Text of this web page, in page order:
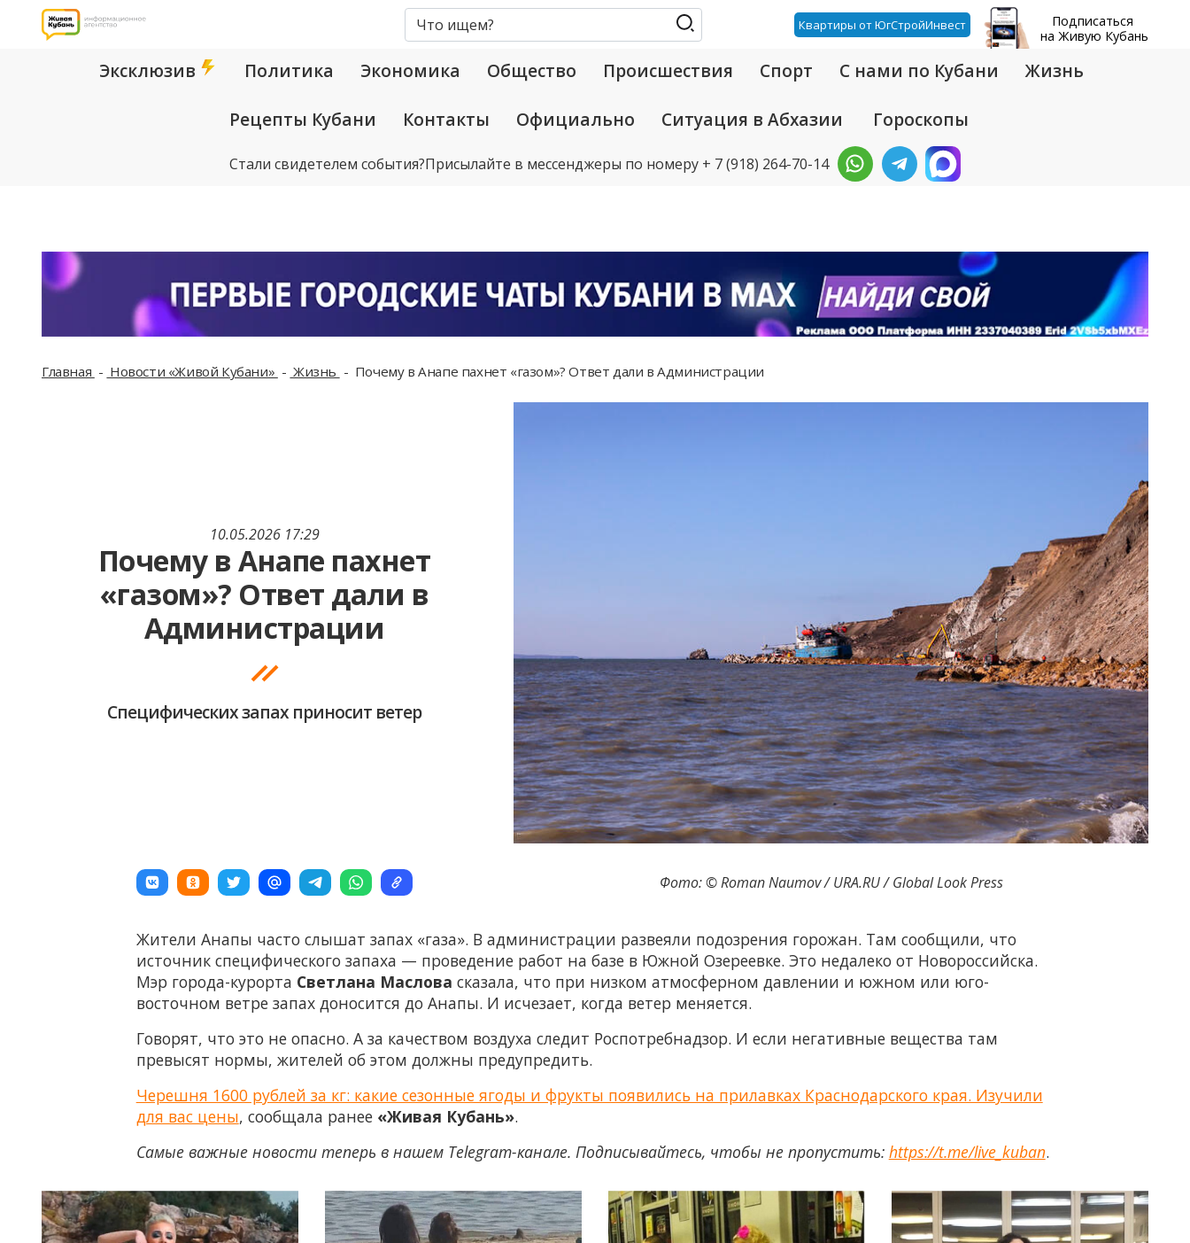
Квартиры от ЮгСтройИнвест
Подписаться
на Живую Кубань
Эксклюзив Политика Экономика Общество Происшествия Спорт С нами по Кубани Жизнь
Рецепты Кубани Контакты Официально Ситуация в Абхазии Гороскопы
Стали свидетелем события?Присылайте в мессенджеры по номеру + 7 (918) 264-70-14
Главная Новости «Живой Кубани» Жизнь Почему в Анапе пахнет «газом»? Ответ дали в Администрации
10.05.2026 17:29
Почему в Анапе пахнет
«газом»? Ответ дали в
Администрации
Специфических запах приносит ветер
Фото: © Roman Naumov / URA.RU / Global Look Press
Жители Анапы часто слышат запах «газа». В администрации развеяли подозрения горожан. Там сообщили, что
источник специфического запаха — проведение работ на базе в Южной Озереевке. Это недалеко от Новороссийска.
Мэр города-курорта Светлана Маслова сказала, что при низком атмосферном давлении и южном или юго-
восточном ветре запах доносится до Анапы. И исчезает, когда ветер меняется.
Говорят, что это не опасно. А за качеством воздуха следит Роспотребнадзор. И если негативные вещества там
превысят нормы, жителей об этом должны предупредить.
Черешня 1600 рублей за кг: какие сезонные ягоды и фрукты появились на прилавках Краснодарского края. Изучили
для вас цены, сообщала ранее «Живая Кубань».
Самые важные новости теперь в нашем Telegram-канале. Подписывайтесь, чтобы не пропустить: https://t.me/live_kuban.